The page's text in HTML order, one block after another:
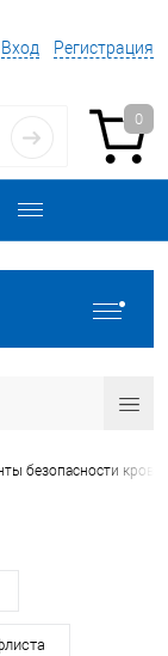
Вход Регистрация
0
безопасности